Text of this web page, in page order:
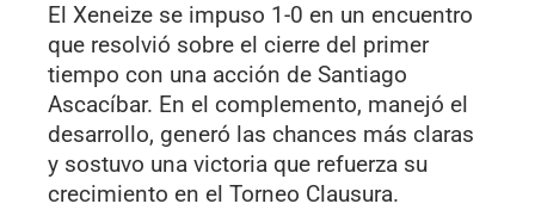
El Xeneize se impuso 1-0 en un encuentro
que resolvió sobre el cierre del primer
tiempo con una acción de Santiago
Ascacíbar. En el complemento, manejó el
desarrollo, generó las chances más claras
y sostuvo una victoria que refuerza su
crecimiento en el Torneo Clausura.